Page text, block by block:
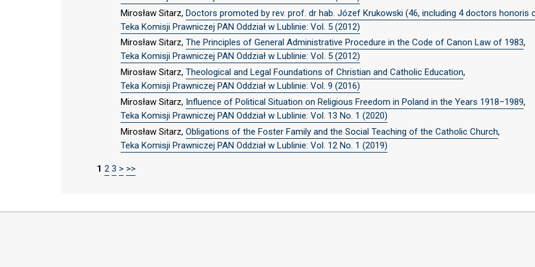
Mirosław Sitarz, Doctors promoted by rev. prof. dr hab. Józef Krukowski (46, including 4 doctors honoris
Teka Komisji Prawniczej PAN Oddział w Lublinie: Vol. 5 (2012)
Mirosław Sitarz, The Principles of General Administrative Procedure in the Code of Canon Law of 1983,
Teka Komisji Prawniczej PAN Oddział w Lublinie: Vol. 5 (2012)
Mirosław Sitarz, Theological and Legal Foundations of Christian and Catholic Education,
Teka Komisji Prawniczej PAN Oddział w Lublinie: Vol. 9 (2016)
Mirosław Sitarz, Influence of Political Situation on Religious Freedom in Poland in the Years 1918–1989,
Teka Komisji Prawniczej PAN Oddział w Lublinie: Vol. 13 No. 1 (2020)
Mirosław Sitarz, Obligations of the Foster Family and the Social Teaching of the Catholic Church,
Teka Komisji Prawniczej PAN Oddział w Lublinie: Vol. 12 No. 1 (2019)
1 2 3 > >>